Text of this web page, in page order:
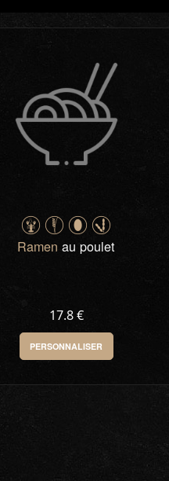
Ramen au poulet
17.8 €
PERSONNALISER